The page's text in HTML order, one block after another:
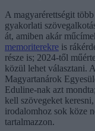
A magyarérettségit
gyakorlati
át, amiben akár
memoriterekre is
része is; 2024-től
közül lehet választani.
Magyartanárok
Eduline-nak azt
kell szövegeket
irodalomhoz sok köze
tartalmazzon.